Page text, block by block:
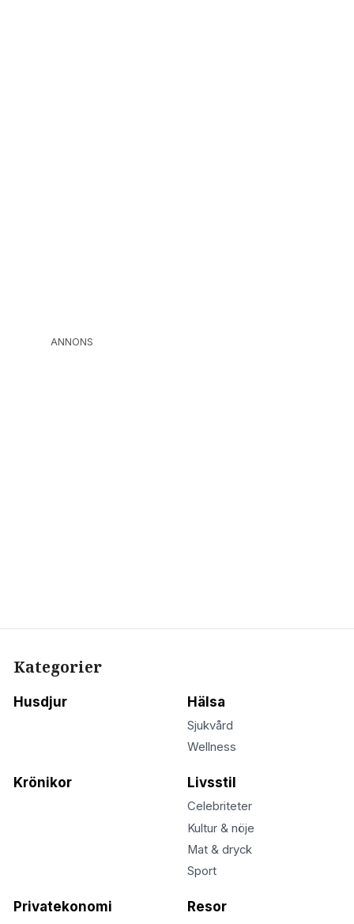
ANNONS
Kategorier
Husdjur Hälsa
Sjukvård
Wellness
Krönikor Livsstil
Celebriteter
Kultur & nöje
Mat & dryck
Sport
Privatekonomi Resor